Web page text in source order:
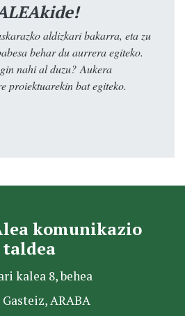
aldizkari bakarra, eta zu
behar du aurrera egiteko.
nahi al duzu? Aukera
proiektuarekin bat egiteko.
komunikazio
taldea
kalea 8, behea
Gasteiz, ARABA